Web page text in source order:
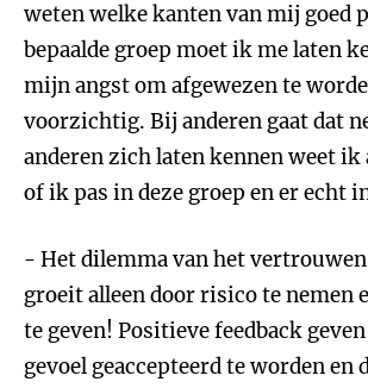
weten welke kanten van mij goed
bepaalde groep moet ik me laten
mijn angst om afgewezen te
voorzichtig. Bij anderen gaat dat
anderen zich laten kennen weet
of ik pas in deze groep en er echt
- Het dilemma van het
groeit alleen door risico te nemen
te geven! Positieve feedback
gevoel geaccepteerd te worden en